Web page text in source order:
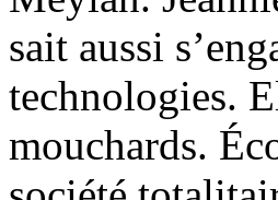
sait aussi
technologies.
mouchards.